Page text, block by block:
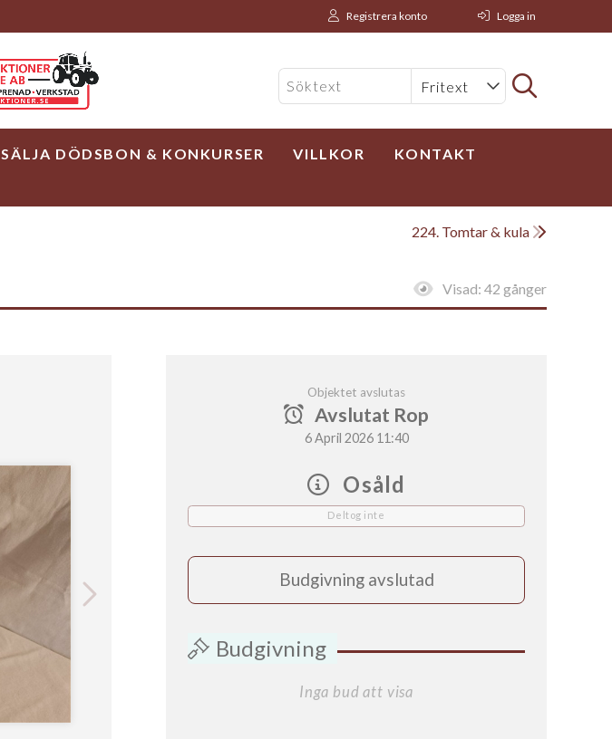
Registrera konto Logga in
SÄLJA DÖDSBON & KONKURSER VILLKOR KONTAKT
224. Tomtar & kula
Visad: 42 gånger
Objektet avslutas
Avslutat Rop
6 April 2026 11:40
Osåld
Deltog inte
Budgivning avslutad
Budgivning
Inga bud att visa